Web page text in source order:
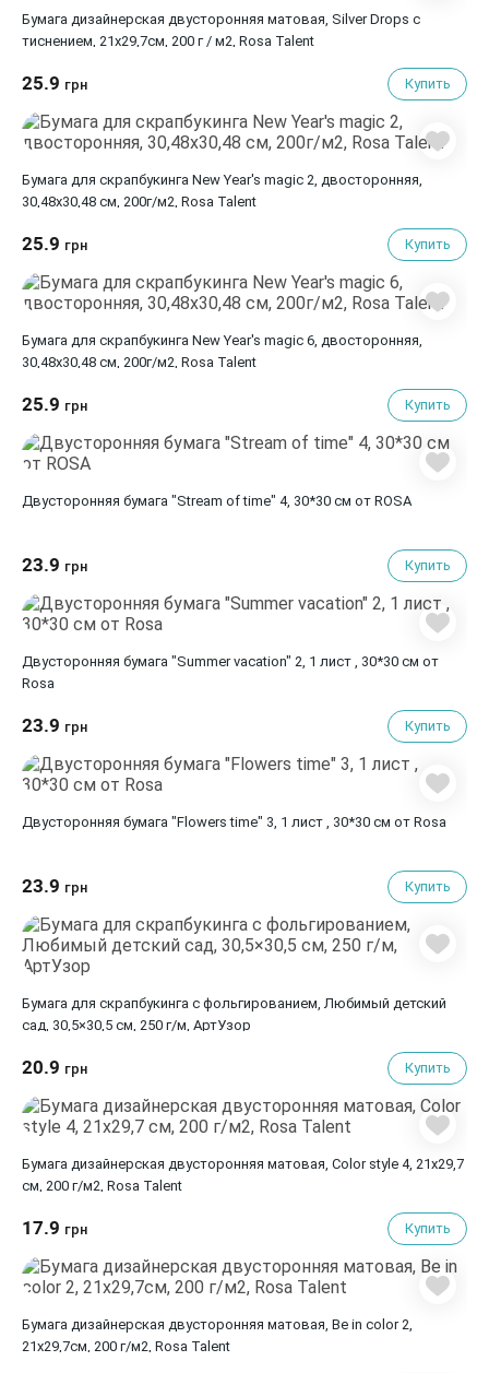
Бумага дизайнерская двусторонняя матовая, Silver Drops с
тиснением, 21х29,7см, 200 г / м2, Rosa Talent
25.9 грн Купить
Бумага для скрапбукинга New Year's magic 2, двосторонняя,
30,48х30,48 см, 200г/м2, Rosa Talent
25.9 грн Купить
Бумага для скрапбукинга New Year's magic 6, двосторонняя,
30,48х30,48 см, 200г/м2, Rosa Talent
25.9 грн Купить
Двусторонняя бумага "Stream of time" 4, 30*30 см от ROSA
23.9 грн Купить
Двусторонняя бумага "Summer vacation" 2, 1 лист , 30*30 см от
Rosa
23.9 грн Купить
Двусторонняя бумага "Flowers time" 3, 1 лист , 30*30 см от Rosa
23.9 грн Купить
Бумага для скрапбукинга с фольгированием, Любимый детский
сад, 30,5×30,5 см, 250 г/м, АртУзор
20.9 грн Купить
Бумага дизайнерская двусторонняя матовая, Color style 4, 21х29,7
см, 200 г/м2, Rosa Talent
17.9 грн Купить
Бумага дизайнерская двусторонняя матовая, Be in color 2,
21х29,7см, 200 г/м2, Rosa Talent